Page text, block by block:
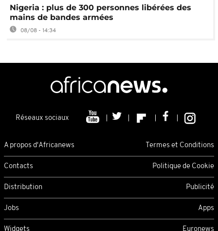
Nigeria : plus de 300 personnes libérées des
mains de bandes armées
08/08 - 14:34
Réseaux sociaux
A propos d'Africanews Termes et Conditions
Contacts Politique de Cookie
Distribution Publicité
Jobs Apps
Widgets Euronews